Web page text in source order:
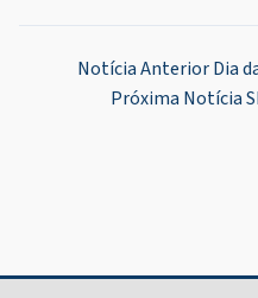
Navegação
Notícia AnteriorDia
Próxima Notícia